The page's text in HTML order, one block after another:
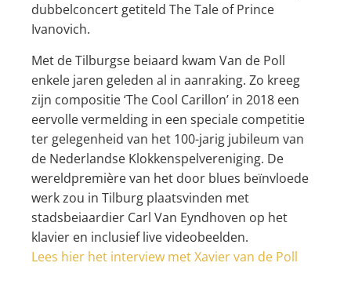
dubbelconcert getiteld The Tale of Prince
Ivanovich.
Met de Tilburgse beiaard kwam Van de Poll
enkele jaren geleden al in aanraking. Zo kreeg
zijn compositie ‘The Cool Carillon’ in 2018 een
eervolle vermelding in een speciale competitie
ter gelegenheid van het 100-jarig jubileum van
de Nederlandse Klokkenspelvereniging. De
wereldpremière van het door blues beïnvloede
werk zou in Tilburg plaatsvinden met
stadsbeiaardier Carl Van Eyndhoven op het
klavier en inclusief live videobeelden.
Lees hier het interview met Xavier van de Poll